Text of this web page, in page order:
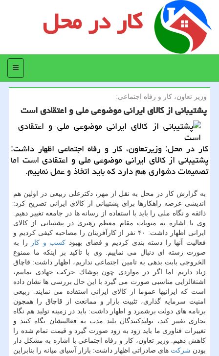
کار در محل
منو
وزیر تعاون، كار و رفاه اجتماعی:
پشتیبانی از كالای ایرانی موضوعی ملی و اعتقادی است
كار در محل: وزیرتعاون، كار و رفاه اجتماعی اظهار داشت:
پشتیبانی از كالای ایرانی موضوعی ملی و اعتقادی است اما
تصمیمات دشواری هم دارد كه باید اتخاذ و عمل نماییم.
به گزارش كار در محل به نقل از مهر، دكترعلی ربیعی در اولین هم
اندیشی عرضه راهكارها برای پشتیبانی از كالای ایرانی تصریح كرد:
ذائقه و نگاه ملی را باید با استفاده از رسانه ها در جامعه تغییر دهیم.
وی با اشاره به منویات مقام معظم رهبری در پشتیبانی از كالای
ایرانی اظهار داشت: ۴۰ نفر از كارآفرینان را مصاحبه كیفی كردیم و
فعالیت آنها را دسته بندی كردیم و فضای بهبود كسب و كار
را به
صورت رسته ای دنبال می نماییم. وی با تاكید بر اینكه ما ممنوع
الخروجی بابت بدهی به تامین اجتماعی نداریم، اظهار داشت: قاچاق
زیاد داریم اما اگر در مواردی چون پوشاك حركت جهادی نماییم،
اشتغالزایی مناسبی صورت می گیرد با این حال بررسی ها نشان داده
است كه ایرانیها عموما از كالای ایرانی استفاده می نمایند. ربیعی
امنیت سرمایه گذاری، تثبیت بازار و ممانعت از قاچاق را همچون
برنامه های دولت برشمرد و اظهار داشت: باید در زمینه تولید هم نگاه
تجاری تغییر كند، تولیدكنندگان بلند مدت به فعالیتشان نگاه كنند و
تغییرات فناوری ما باید زود به زود صورت گیرد و قیمت تمام شده را
كاهش دهیم. وزیر تعاون، كار و رفاه اجتماعی با اشاره به مشكل دار
بودن شركت های صادراتی اظهار داشت: بازار آسیای میانه را بنابراین